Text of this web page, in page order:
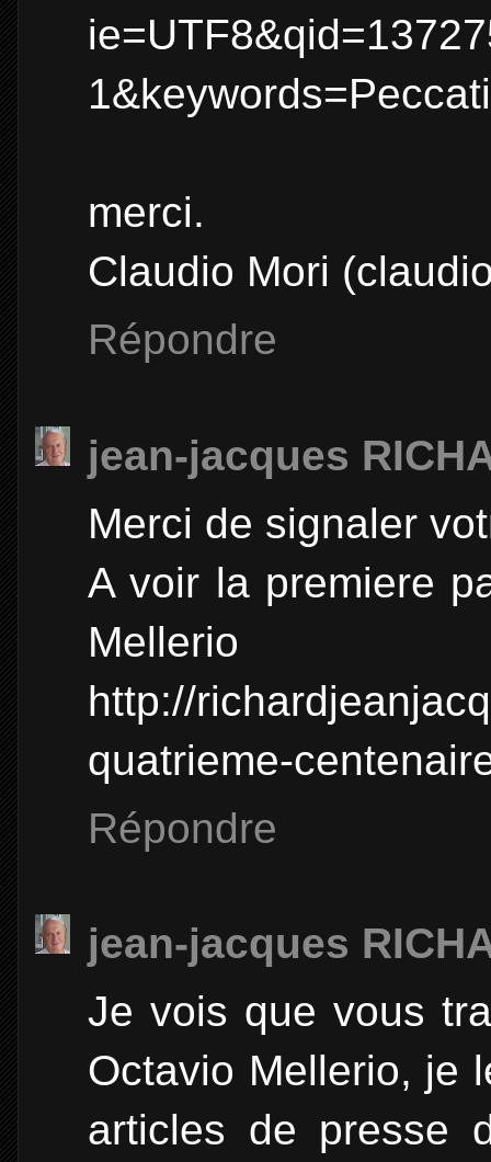
merci.
Claudio Mori
Répondre
jean-jacques
Merci de signaler
A voir la premiere
Mellerio
http://
quatrieme-
Répondre
jean-jacques
Je vois que vous
Octavio Mellerio, je
articles de presse